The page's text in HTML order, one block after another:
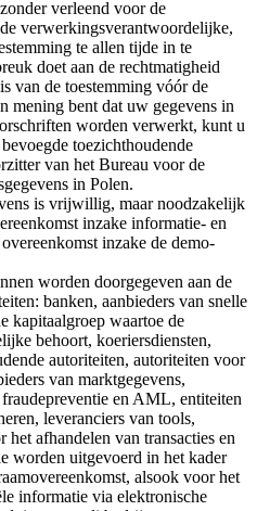
verleend voor de
verwerkingsverantwoordelijke,
te allen tijde in te
doet aan de rechtmatigheid
van de toestemming vóór de
mening bent dat uw gegevens in
worden verwerkt, kunt u
toezichthoudende
van het Bureau voor de
in Polen.
is vrijwillig, maar noodzakelijk
inzake informatie- en
inzake de demo-
worden doorgegeven aan de
banken, aanbieders van snelle
kapitaalgroep waartoe de
behoort, koeriersdiensten,
autoriteiten, autoriteiten voor
van marktgegevens,
en AML, entiteiten
leveranciers van tools,
afhandelen van transacties en
worden uitgevoerd in het kader
alsook voor het
informatie via elektronische